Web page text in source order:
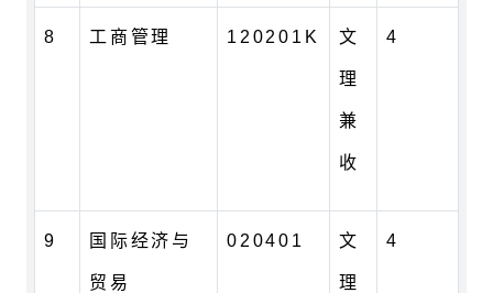
8 工商管理 120201K 文
理
兼
收
4
9 国际经济与
贸易
020401 文
理
4